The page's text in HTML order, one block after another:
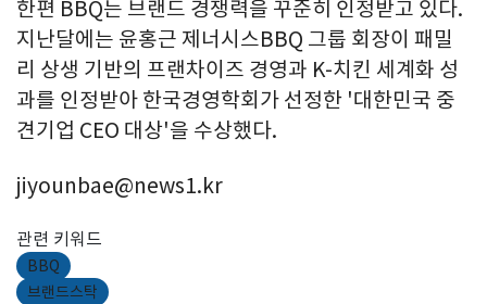
한편 BBQ는 브랜드 경쟁력을 꾸준히 인정받고 있다.
지난달에는 윤홍근 제너시스BBQ 그룹 회장이 패밀
리 상생 기반의 프랜차이즈 경영과 K-치킨 세계화 성
과를 인정받아 한국경영학회가 선정한 '대한민국 중
견기업 CEO 대상'을 수상했다.
jiyounbae@news1.kr
관련 키워드
BBQ
브랜드스탁